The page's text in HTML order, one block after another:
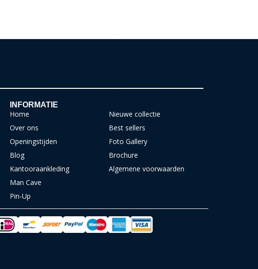
INFORMATIE
Home
Over ons
Openingstijden
Blog
Kantooraankleding
Man Cave
Pin-Up
Nieuwe collectie
Best sellers
Foto Gallery
Brochure
Algemene voorwaarden